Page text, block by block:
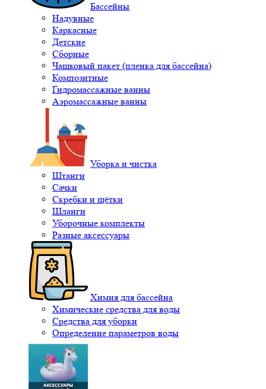
Бассейны
Надувные
Каркасные
Детские
Сборные
Чашковый пакет (пленка для бассейна)
Композитные
Гидромассажные ванны
Аэромассажные ванны
Уборка и чистка
Штанги
Сачки
Скребки и щётки
Шланги
Уборочные комплекты
Разные аксессуары
Химия для бассейна
Химические средства для воды
Средства для уборки
Определение параметров воды